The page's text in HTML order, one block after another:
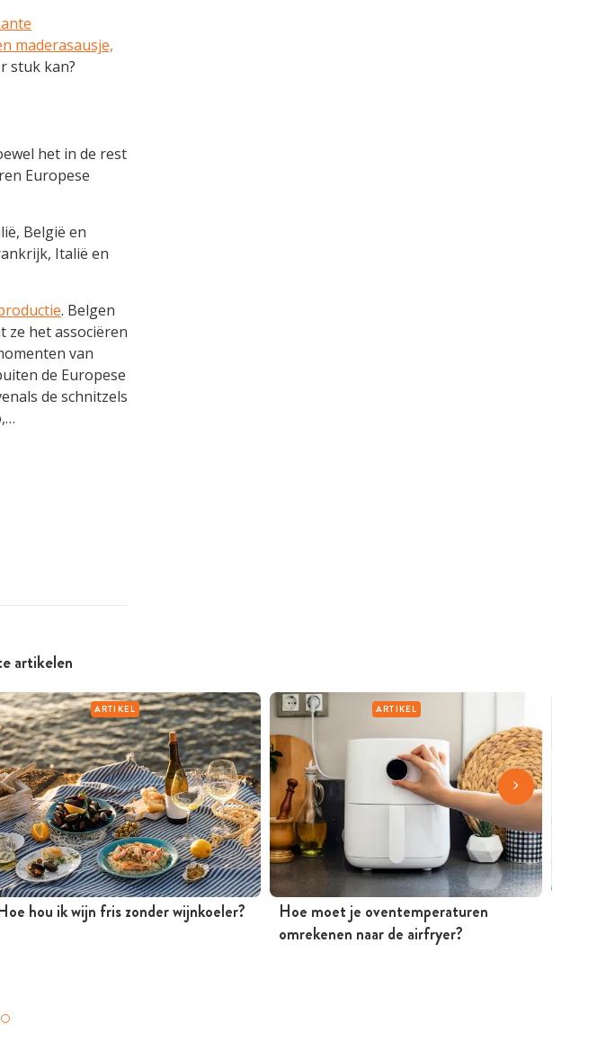
artikelen
ARTIKEL
hou ik wijn fris zonder wijnkoeler?
ARTIKEL
Hoe moet je oventemperaturen
omrekenen naar de airfryer?
maderasausje,
stuk kan?
het in de rest
Europese
België en
Italië en
. Belgen
ze het associëren
van
de Europese
de schnitzels